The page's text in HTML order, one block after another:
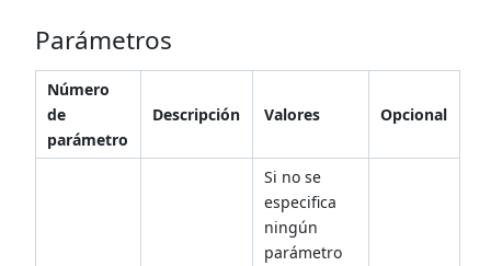
Parámetros
Número
de
parámetro
Descripción Valores Opcional
Si no se
especifica
ningún
parámetro